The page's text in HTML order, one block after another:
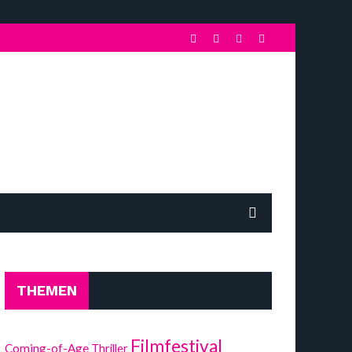
THEMEN
Coming-of-Age Thriller Filmfestival